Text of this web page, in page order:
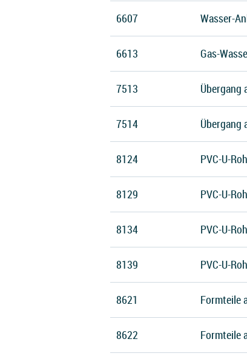
6607 Wasser-
6613 Gas-
7513 Übergang
7514 Übergang
8124 PVC-U-
8129 PVC-U-
8134 PVC-U-
8139 PVC-U-
8621 Formteile
8622 Formteile